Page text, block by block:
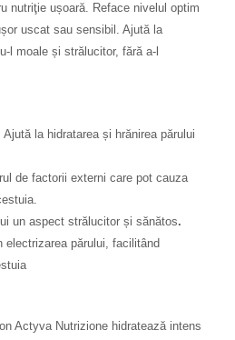
nutriţie ușoară. Reface nivelul optim
uscat sau sensibil. Ajută la
l moale și strălucitor, fără a-l
Ajută la hidratarea și hrănirea părului
de factorii externi care pot cauza
un aspect strălucitor și sănătos.
electrizarea părului, facilitând
Actyva Nutrizione hidratează intens